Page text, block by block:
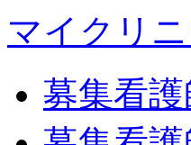
マイクリ
募集看